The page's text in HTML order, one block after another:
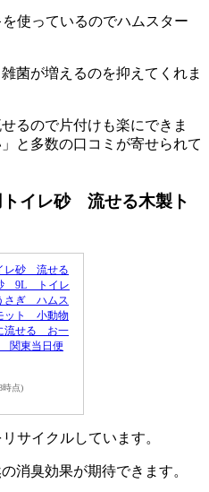
使っているのでハムスター
菌が増えるのを抑えてくれま
るので片付けも楽にできま
と多数の口コミが寄せられて
イレ砂 流せる木製ト
レ砂 流せる
9L トイレ
ぎ ハムス
ット 小動物
流せる お一
関東当日便
時点)
サイクルしています。
消臭効果が期待できます。